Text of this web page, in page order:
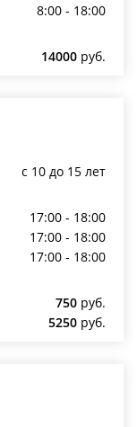
8:00 - 18:00
14000 руб.
c 10 до 15 лет
17:00 - 18:00
17:00 - 18:00
17:00 - 18:00
750 руб.
5250 руб.